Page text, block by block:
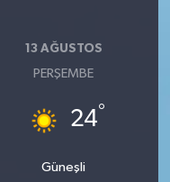
13 AĞUSTOS
PERŞEMBE
24°
Güneşli